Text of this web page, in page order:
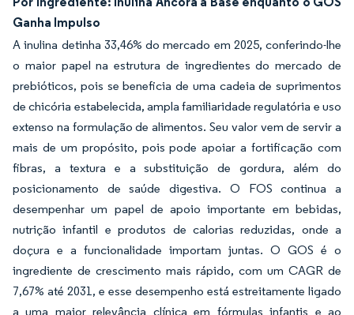
Ganha Impulso
A inulina detinha 33,46% do mercado em 2025, conferindo-lhe
o maior papel na estrutura de ingredientes do mercado de
prebióticos, pois se beneficia de uma cadeia de suprimentos
de chicória estabelecida, ampla familiaridade regulatória e uso
extenso na formulação de alimentos. Seu valor vem de servir a
mais de um propósito, pois pode apoiar a fortificação com
fibras, a textura e a substituição de gordura, além do
posicionamento de saúde digestiva. O FOS continua a
desempenhar um papel de apoio importante em bebidas,
nutrição infantil e produtos de calorias reduzidas, onde a
doçura e a funcionalidade importam juntas. O GOS é o
ingrediente de crescimento mais rápido, com um CAGR de
7,67% até 2031, e esse desempenho está estreitamente ligado
a uma maior relevância clínica em fórmulas infantis e ao